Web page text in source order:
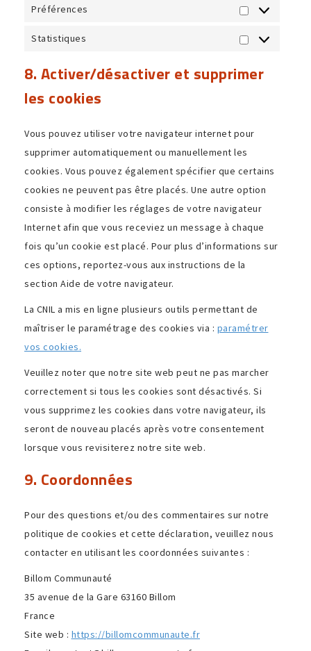
Préférences
Préférences
Statistiques
Statistiques
8. Activer/désactiver et supprimer
les cookies
Vous pouvez utiliser votre navi­ga­teur internet pour
supprimer auto­ma­ti­que­ment ou manuel­le­ment les
cookies. Vous pouvez égale­ment spéci­fier que certains
cookies ne peuvent pas être placés. Une autre option
consiste à modi­fier les réglages de votre navi­ga­teur
Internet afin que vous rece­viez un message à chaque
fois qu’un cookie est placé. Pour plus d’informations sur
ces options, reportez-vous aux instruc­tions de la
section Aide de votre navigateur.
La CNIL a mis en ligne plusieurs outils permet­tant de
maîtriser le para­mé­trage des cookies via : para­mé­trer
vos cookies.
Veuillez noter que notre site web peut ne pas marcher
correc­te­ment si tous les cookies sont désac­tivés. Si
vous supprimez les cookies dans votre navi­ga­teur, ils
seront de nouveau placés après votre consen­te­ment
lorsque vous revi­si­terez notre site web.
9. Coordonnées
Pour des ques­tions et/ou des commen­taires sur notre
poli­tique de cookies et cette décla­ra­tion, veuillez nous
contacter en utili­sant les coor­don­nées suivantes :
Billom Communauté
35 avenue de la Gare 63160 Billom
France
Site web : https://billomcommunaute.fr